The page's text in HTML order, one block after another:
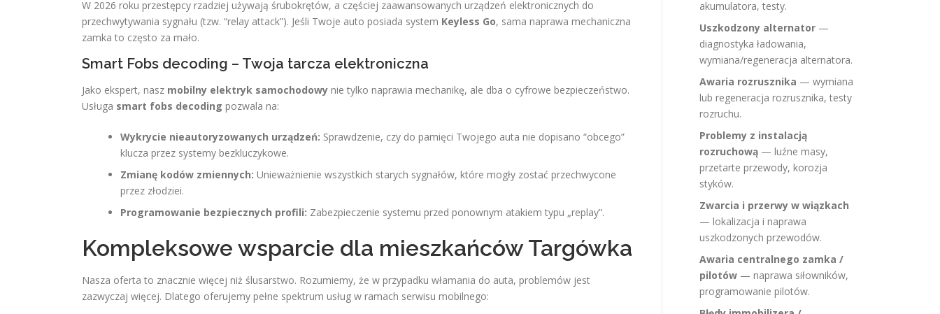
W 2026 roku przestępcy rzadziej używają śrubokrętów, a częściej zaawansowanych urządzeń elektronicznych do
przechwytywania sygnału (tzw. “relay attack”). Jeśli Twoje auto posiada system Keyless Go, sama naprawa mechaniczna
zamka to często za mało.
Smart Fobs decoding – Twoja tarcza elektroniczna
Jako ekspert, nasz mobilny elektryk samochodowy nie tylko naprawia mechanikę, ale dba o cyfrowe bezpieczeństwo.
Usługa smart fobs decoding pozwala na:
Wykrycie nieautoryzowanych urządzeń: Sprawdzenie, czy do pamięci Twojego auta nie dopisano “obcego”
klucza przez systemy bezkluczykowe.
Zmianę kodów zmiennych: Unieważnienie wszystkich starych sygnałów, które mogły zostać przechwycone
przez złodziei.
Programowanie bezpiecznych profili: Zabezpieczenie systemu przed ponownym atakiem typu „replay”.
Kompleksowe wsparcie dla mieszkańców Targówka
Nasza oferta to znacznie więcej niż ślusarstwo. Rozumiemy, że w przypadku włamania do auta, problemów jest
zazwyczaj więcej. Dlatego oferujemy pełne spektrum usług w ramach serwisu mobilnego:
akumulatora, testy.
Uszkodzony alternator —
diagnostyka ładowania,
wymiana/regeneracja alternatora.
Awaria rozrusznika — wymiana
lub regeneracja rozrusznika, testy
rozruchu.
Problemy z instalacją
rozruchową — luźne masy,
przetarte przewody, korozja
styków.
Zwarcia i przerwy w wiązkach
— lokalizacja i naprawa
uszkodzonych przewodów.
Awaria centralnego zamka /
pilotów — naprawa siłowników,
programowanie pilotów.